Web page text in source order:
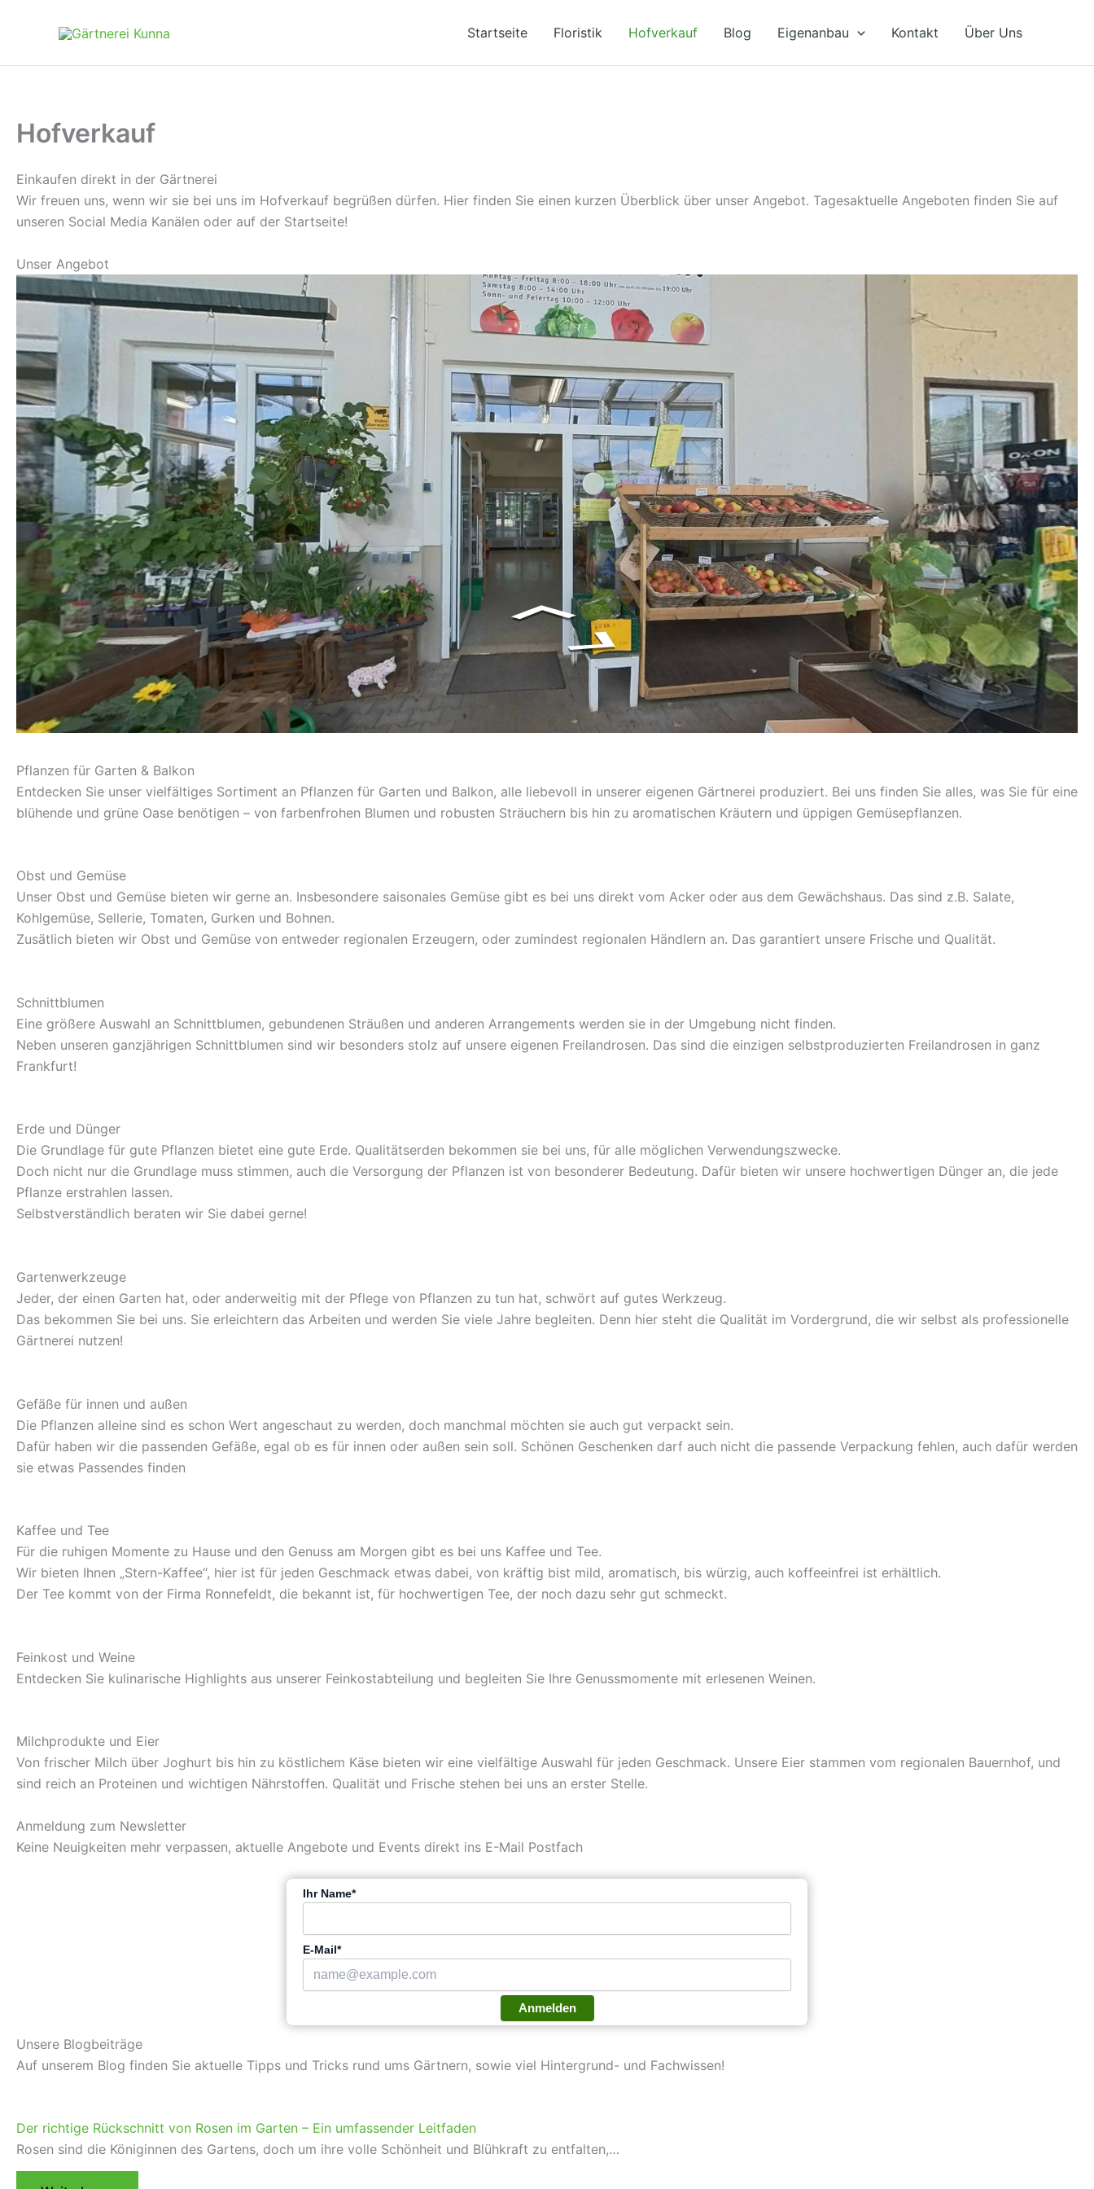
Startseite Floristik Hofverkauf Blog Eigenanbau Kontakt Über Uns
Hofverkauf
Einkaufen direkt in der Gärtnerei
Wir freuen uns, wenn wir sie bei uns im Hofverkauf begrüßen dürfen. Hier finden Sie einen kurzen Überblick über unser Angebot. Tagesaktuelle Angeboten finden Sie auf
unseren Social Media Kanälen oder auf der Startseite!
Unser Angebot
Pflanzen für Garten & Balkon
Entdecken Sie unser vielfältiges Sortiment an Pflanzen für Garten und Balkon, alle liebevoll in unserer eigenen Gärtnerei produziert. Bei uns finden Sie alles, was Sie für eine
blühende und grüne Oase benötigen – von farbenfrohen Blumen und robusten Sträuchern bis hin zu aromatischen Kräutern und üppigen Gemüsepflanzen.
Obst und Gemüse
Unser Obst und Gemüse bieten wir gerne an. Insbesondere saisonales Gemüse gibt es bei uns direkt vom Acker oder aus dem Gewächshaus. Das sind z.B. Salate,
Kohlgemüse, Sellerie, Tomaten, Gurken und Bohnen.
Zusätlich bieten wir Obst und Gemüse von entweder regionalen Erzeugern, oder zumindest regionalen Händlern an. Das garantiert unsere Frische und Qualität.
Schnittblumen
Eine größere Auswahl an Schnittblumen, gebundenen Sträußen und anderen Arrangements werden sie in der Umgebung nicht finden.
Neben unseren ganzjährigen Schnittblumen sind wir besonders stolz auf unsere eigenen Freilandrosen. Das sind die einzigen selbstproduzierten Freilandrosen in ganz
Frankfurt!
Erde und Dünger
Die Grundlage für gute Pflanzen bietet eine gute Erde. Qualitätserden bekommen sie bei uns, für alle möglichen Verwendungszwecke.
Doch nicht nur die Grundlage muss stimmen, auch die Versorgung der Pflanzen ist von besonderer Bedeutung. Dafür bieten wir unsere hochwertigen Dünger an, die jede
Pflanze erstrahlen lassen.
Selbstverständlich beraten wir Sie dabei gerne!
Gartenwerkzeuge
Jeder, der einen Garten hat, oder anderweitig mit der Pflege von Pflanzen zu tun hat, schwört auf gutes Werkzeug.
Das bekommen Sie bei uns. Sie erleichtern das Arbeiten und werden Sie viele Jahre begleiten. Denn hier steht die Qualität im Vordergrund, die wir selbst als professionelle
Gärtnerei nutzen!
Gefäße für innen und außen
Die Pflanzen alleine sind es schon Wert angeschaut zu werden, doch manchmal möchten sie auch gut verpackt sein.
Dafür haben wir die passenden Gefäße, egal ob es für innen oder außen sein soll. Schönen Geschenken darf auch nicht die passende Verpackung fehlen, auch dafür werden
sie etwas Passendes finden
Kaffee und Tee
Für die ruhigen Momente zu Hause und den Genuss am Morgen gibt es bei uns Kaffee und Tee.
Wir bieten Ihnen „Stern-Kaffee“, hier ist für jeden Geschmack etwas dabei, von kräftig bist mild, aromatisch, bis würzig, auch koffeeinfrei ist erhältlich.
Der Tee kommt von der Firma Ronnefeldt, die bekannt ist, für hochwertigen Tee, der noch dazu sehr gut schmeckt.
Feinkost und Weine
Entdecken Sie kulinarische Highlights aus unserer Feinkostabteilung und begleiten Sie Ihre Genussmomente mit erlesenen Weinen.
Milchprodukte und Eier
Von frischer Milch über Joghurt bis hin zu köstlichem Käse bieten wir eine vielfältige Auswahl für jeden Geschmack. Unsere Eier stammen vom regionalen Bauernhof, und
sind reich an Proteinen und wichtigen Nährstoffen. Qualität und Frische stehen bei uns an erster Stelle.
Anmeldung zum Newsletter
Keine Neuigkeiten mehr verpassen, aktuelle Angebote und Events direkt ins E-Mail Postfach
Ihr Name*
E-Mail*
Anmelden
Unsere Blogbeiträge
Auf unserem Blog finden Sie aktuelle Tipps und Tricks rund ums Gärtnern, sowie viel Hintergrund- und Fachwissen!
Der richtige Rückschnitt von Rosen im Garten – Ein umfassender Leitfaden
Rosen sind die Königinnen des Gartens, doch um ihre volle Schönheit und Blühkraft zu entfalten,…